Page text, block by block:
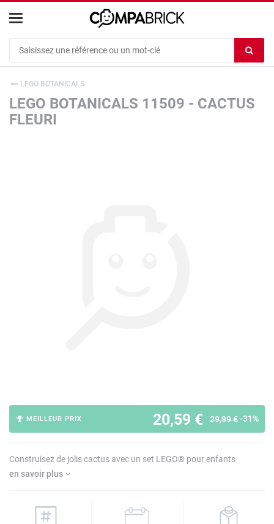
le
LEGO BOTANICALS
LEGO BOTANICALS 11509 - CACTUS
FLEURI
20,59 € 29,99 €-31%
MEILLEUR PRIX
Construisez de jolis cactus avec un set LEGO® pour enfants
en savoir plus
Cookies management panel